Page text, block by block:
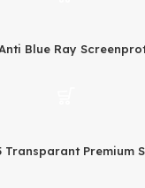
Blue Ray
Transparant Premium